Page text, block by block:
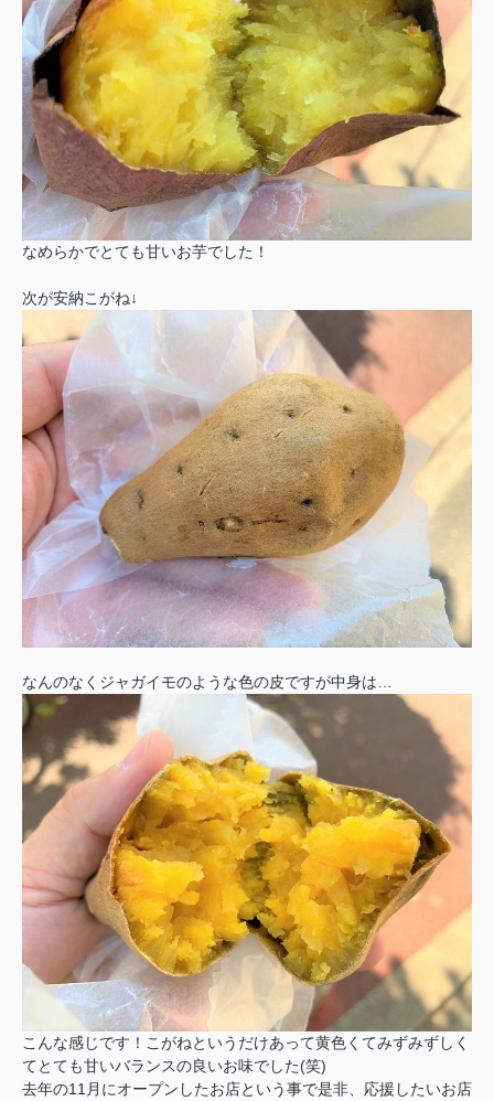
なめらかでとても甘いお芋でした！
次が安納こがね↓
なんのなくジャガイモのような色の皮ですが中身は…
こんな感じです！こがねというだけあって黄色くてみずみずしく
てとても甘いバランスの良いお味でした(笑)
去年の11月にオープンしたお店という事で是非、応援したいお店